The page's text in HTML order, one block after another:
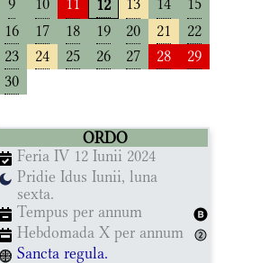
12
16
17 18 19 20 21
22
23
24 25 26 27 28
29
30
ORDO
Feria IV 12 Iunii 2024
Pridie Idus Iunii, luna
sexta.
Tempus per annum
Hebdomada X per annum
Sancta regula.